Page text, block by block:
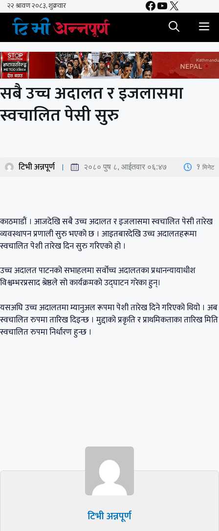
Skip
content
Facebook
YouTube
X
सबै उच्च अदालत र इजलासमा
स्वचालित पेसी सुरु
टिभी अन्नपूर्ण २०८० पुष ८, आईतवार ०६:४७ 1 मिनेट
काठमाडौं । आजदेखि सबै उच्च अदालत र इजलासमा स्वचालित पेसी तारेख
व्यवस्थापन प्रणाली सुरु भएको छ । आइतबारदेखि उच्च अदालतहरूमा
स्वचालित पेशी तारेख दिन सुरु गरिएको हो ।
उच्च अदालत पाटनको सभाहलमा सर्वोच्च अदालतका प्रधानन्यायाधीश
विश्वम्भरप्रसाद श्रेष्ठले सो कार्यक्रमको उद्घाटन गरेका हुन्।
यसअघि उच्च अदालतमा म्यानुअल रूपमा पेशी तारेख दिने गरिएको थियो । अब
स्वचालित रुपमा तारिख दिइन्छ । मुद्दाको प्रकृति र प्राथमिकताका तारिख मिति
स्वचालित रुपमा निर्धारण हुन्छ ।
टिभी अन्नपूर्ण